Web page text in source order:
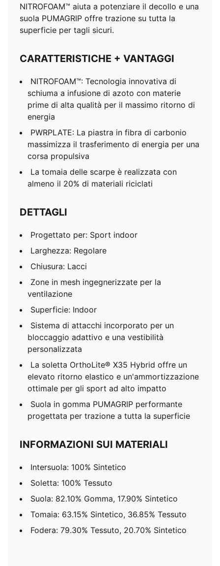
NITROFOAM™ aiuta a potenziare il decollo e una
suola PUMAGRIP offre trazione su tutta la
superficie per tagli sicuri.
CARATTERISTICHE + VANTAGGI
NITROFOAM™: Tecnologia innovativa di
schiuma a infusione di azoto con materie
prime di alta qualità per il massimo ritorno di
energia
PWRPLATE: La piastra in fibra di carbonio
massimizza il trasferimento di energia per una
corsa propulsiva
La tomaia delle scarpe è realizzata con
almeno il 20% di materiali riciclati
DETTAGLI
Progettato per: Sport indoor
Larghezza: Regolare
Chiusura: Lacci
Zone in mesh ingegnerizzate per la
ventilazione
Superficie: Indoor
Sistema di attacchi incorporato per un
bloccaggio adattivo e una vestibilità
personalizzata
La soletta OrthoLite® X35 Hybrid offre un
elevato ritorno elastico e un'ammortizzazione
ottimale per gli sport ad alto impatto
Suola in gomma PUMAGRIP performante
progettata per trazione a tutta la superficie
INFORMAZIONI SUI MATERIALI
Intersuola: 100% Sintetico
Soletta: 100% Tessuto
Suola: 82.10% Gomma, 17.90% Sintetico
Tomaia: 63.15% Sintetico, 36.85% Tessuto
Fodera: 79.30% Tessuto, 20.70% Sintetico